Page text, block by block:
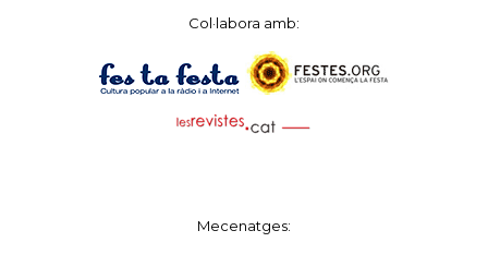
Col·labora amb:
Mecenatges: